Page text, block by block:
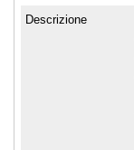
Descrizione